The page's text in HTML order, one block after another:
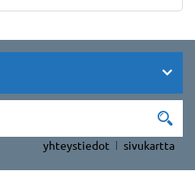
yhteystiedot sivukartta